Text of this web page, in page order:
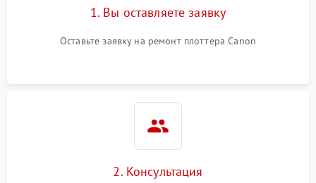
1. Вы оставляете заявку
Оставьте заявку на ремонт плоттера Canon
2. Консультация